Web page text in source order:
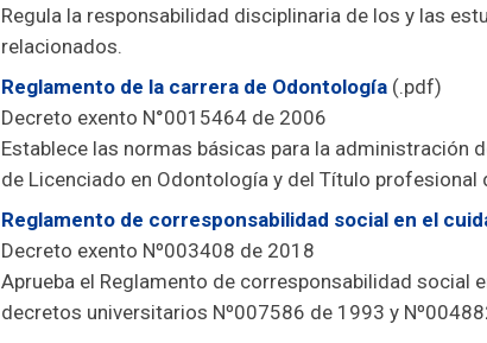
Regula la responsabilidad disciplinaria de los y las
relacionados.
Reglamento de la carrera de Odontología(.pdf)
Decreto exento N°0015464 de 2006
Establece las normas básicas para la administración
de Licenciado en Odontología y del Título profesional
Reglamento de corresponsabilidad social en el
Decreto exento Nº003408 de 2018
Aprueba el Reglamento de corresponsabilidad
decretos universitarios Nº007586 de 1993 y